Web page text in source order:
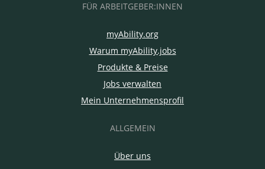
FÜR ARBEITGEBER:INNEN
myAbility.org
Warum myAbility.jobs
Produkte & Preise
Jobs verwalten
Mein Unternehmensprofil
ALLGEMEIN
Über uns